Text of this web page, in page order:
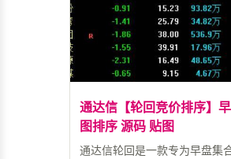
通达信【轮回竞价排序】
图排序 源码 贴图
通达信轮回是一款专为早盘集